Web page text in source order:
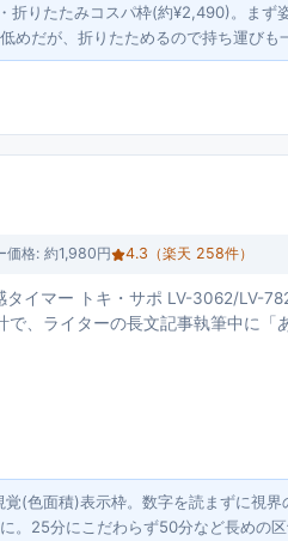
折りたたみコスパ枠(約¥2,490)。まず
めだが、折りたためるので持ち運びも
価格: 約1,980円 4.3 （楽天 258件）
イマー トキ・サポ LV-3062/LV-
、ライターの長文記事執筆中に「
(色面積)表示枠。数字を読まずに視
。25分にこだわらず50分など長めの区